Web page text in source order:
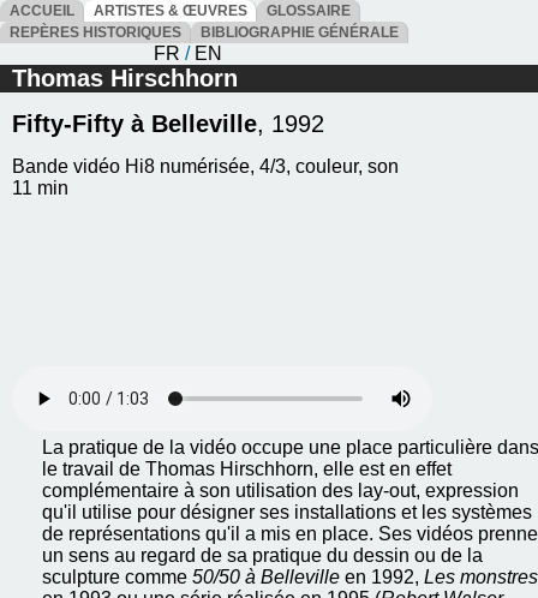
ACCUEIL ARTISTES & ŒUVRES
GLOSSAIRE
REPÈRES HISTORIQUES
BIBLIOGRAPHIE GÉNÉRALE
FR / EN
Thomas Hirschhorn